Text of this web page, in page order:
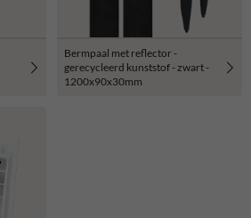
Bermpaal met reflector -
gerecycleerd kunststof - zwart -
1200x90x30mm